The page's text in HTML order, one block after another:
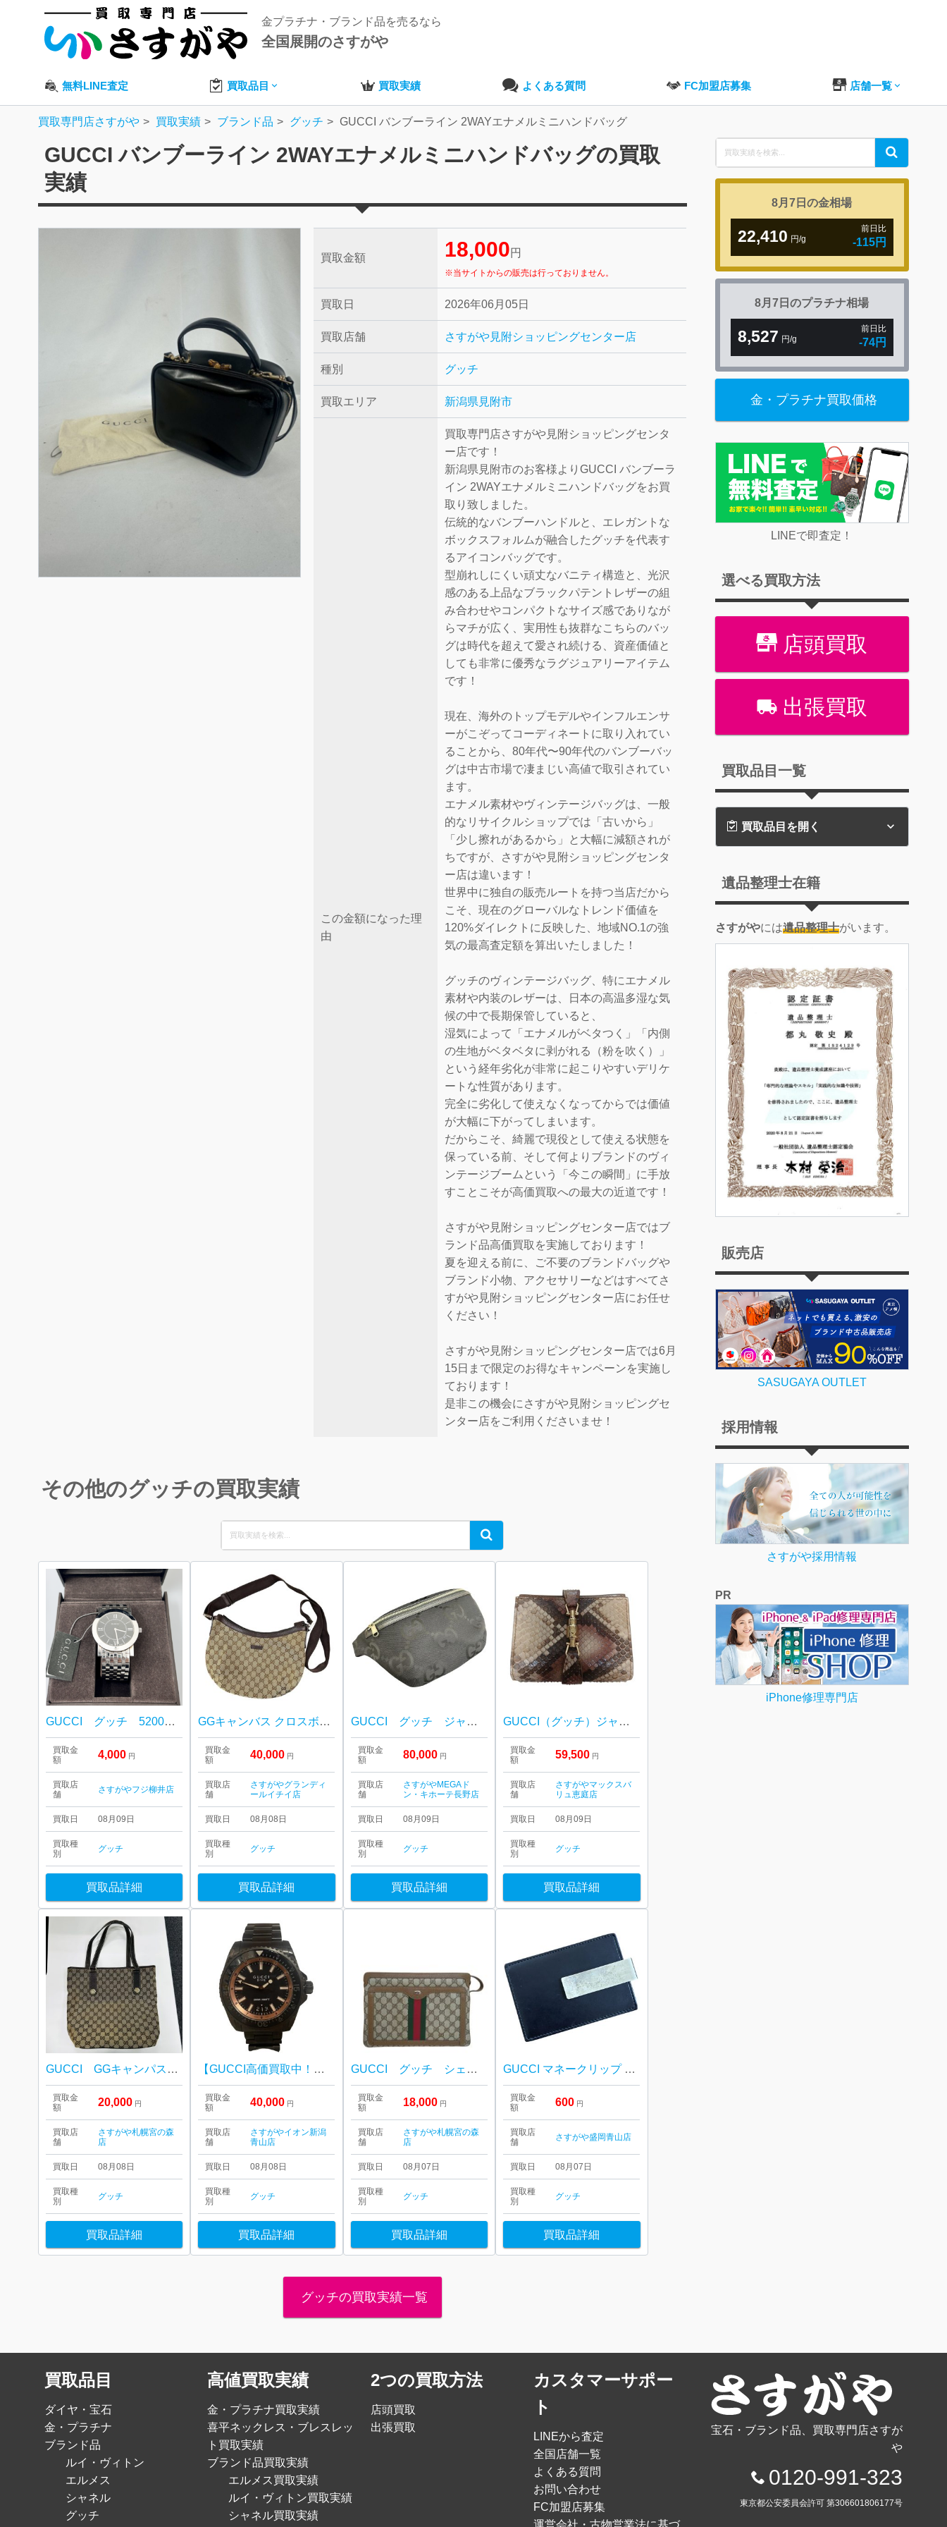
金プラチナ・ブランド品を売るなら
全国展開のさすがや
無料LINE査定 買取品目 買取実績 よくある質問 FC加盟店募集 店舗一覧
買取専門店さすがや 買取実績 ブランド品 グッチ GUCCI バンブーライン 2WAYエナメルミニハンドバッグ
GUCCI バンブーライン 2WAYエナメルミニハンドバッグの買取
実績
買取金額 18,000 円
※当サイトからの販売は行っておりません。
買取日 2026年06月05日
買取店舗 さすがや見附ショッピングセンター店
種別 グッチ
買取エリア 新潟県見附市
この金額になった理
由
買取専門店さすがや見附ショッピングセンタ
ー店です！
新潟県見附市のお客様よりGUCCI バンブーラ
イン 2WAYエナメルミニハンドバッグをお買
取り致しました。
伝統的なバンブーハンドルと、エレガントな
ボックスフォルムが融合したグッチを代表す
るアイコンバッグです。
型崩れしにくい頑丈なバニティ構造と、光沢
感のある上品なブラックパテントレザーの組
み合わせやコンパクトなサイズ感でありなが
らマチが広く、実用性も抜群なこちらのバッ
グは時代を超えて愛され続ける、資産価値と
しても非常に優秀なラグジュアリーアイテム
です！
現在、海外のトップモデルやインフルエンサ
ーがこぞってコーディネートに取り入れてい
ることから、80年代〜90年代のバンブーバッ
グは中古市場で凄まじい高値で取引されてい
ます。
エナメル素材やヴィンテージバッグは、一般
的なリサイクルショップでは「古いから」
「少し擦れがあるから」と大幅に減額されが
ちですが、さすがや見附ショッピングセンタ
ー店は違います！
世界中に独自の販売ルートを持つ当店だから
こそ、現在のグローバルなトレンド価値を
120%ダイレクトに反映した、地域NO.1の強
気の最高査定額を算出いたしました！
グッチのヴィンテージバッグ、特にエナメル
素材や内装のレザーは、日本の高温多湿な気
候の中で長期保管していると、
湿気によって「エナメルがベタつく」「内側
の生地がベタベタに剥がれる（粉を吹く）」
という経年劣化が非常に起こりやすいデリケ
ートな性質があります。
完全に劣化して使えなくなってからでは価値
が大幅に下がってしまいます。
だからこそ、綺麗で現役として使える状態を
保っている前、そして何よりブランドのヴィ
ンテージブームという「今この瞬間」に手放
すことこそが高価買取への最大の近道です！
さすがや見附ショッピングセンター店ではブ
ランド品高価買取を実施しております！
夏を迎える前に、ご不要のブランドバッグや
ブランド小物、アクセサリーなどはすべてさ
すがや見附ショッピングセンター店にお任せ
ください！
さすがや見附ショッピングセンター店では6月
15日まで限定のお得なキャンペーンを実施し
ております！
是非この機会にさすがや見附ショッピングセ
ンター店をご利用くださいませ！
その他のグッチの買取実績
Search
for:
Search
GUCCI グッチ 5200M.1 クォーツ
買取金
額
4,000 円
買取店
舗
さすがやフジ柳井店
買取日 08月09日
買取種
別
グッチ
買取品詳細
GGキャンバス クロスボディ ショルダーバッグをお買取りいたしました！
買取金
額
40,000 円
買取店
舗
さすがやグランディ
ールイチイ店
買取日 08月08日
買取種
別
グッチ
買取品詳細
GUCCI グッチ ジャンボGG ボディバッグ
買取金
額
80,000 円
買取店
舗
さすがやMEGAド
ン・キホーテ長野店
買取日 08月09日
買取種
別
グッチ
買取品詳細
GUCCI（グッチ）ジャッキーライン 財布
買取金
額
59,500 円
買取店
舗
さすがやマックスバ
リュ恵庭店
買取日 08月09日
買取種
別
グッチ
買取品詳細
GUCCI GGキャンパス トートバッグ
買取金
額
20,000 円
買取店
舗
さすがや札幌宮の森
店
買取日 08月08日
買取種
別
グッチ
買取品詳細
【GUCCI高価買取中！】GUCCI グッチ ダイヴ（DIVE)
買取金
額
40,000 円
買取店
舗
さすがやイオン新潟
青山店
買取日 08月08日
買取種
別
グッチ
買取品詳細
GUCCI グッチ シェリーライン オールドグッチ ショルダーバッグ
買取金
額
18,000 円
買取店
舗
さすがや札幌宮の森
店
買取日 08月07日
買取種
別
グッチ
買取品詳細
GUCCI マネークリップ カード入れ ブランド 小物
買取金
額
600 円
買取店
舗
さすがや盛岡青山店
買取日 08月07日
買取種
別
グッチ
買取品詳細
グッチの買取実績一覧
Search
for:
Search
8月7日の金相場
22,410 円/g
前日比
-115円
8月7日のプラチナ相場
8,527 円/g
前日比
-74円
金・プラチナ買取価格
LINEで即査定！
選べる買取方法
店頭買取
出張買取
買取品目一覧
買取品目を開く
遺品整理士在籍
さすがやには遺品整理士がいます。
販売店
SASUGAYA OUTLET
採用情報
さすがや採用情報
PR
iPhone修理専門店
買取品目
ダイヤ・宝石
金・プラチナ
ブランド品
ルイ・ヴィトン
エルメス
シャネル
グッチ
高値買取実績
金・プラチナ買取実績
喜平ネックレス・ブレスレッ
ト買取実績
ブランド品買取実績
エルメス買取実績
ルイ・ヴィトン買取実績
シャネル買取実績
2つの買取方法
店頭買取
出張買取
カスタマーサポー
ト
LINEから査定
全国店舗一覧
よくある質問
お問い合わせ
FC加盟店募集
宝石・ブランド品、買取専門店さすが
や
0120-991-323
東京都公安委員会許可 第306601806177号